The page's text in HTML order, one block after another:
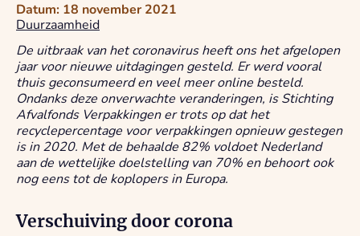
Datum: 18 november 2021
Duurzaamheid
De uitbraak van het coronavirus heeft ons het afgelopen
jaar voor nieuwe uitdagingen gesteld. Er werd vooral
thuis geconsumeerd en veel meer online besteld.
Ondanks deze onverwachte veranderingen, is Stichting
Afvalfonds Verpakkingen er trots op dat het
recyclepercentage voor verpakkingen opnieuw gestegen
is in 2020. Met de behaalde 82% voldoet Nederland
aan de wettelijke doelstelling van 70% en behoort ook
nog eens tot de koplopers in Europa.
Verschuiving door corona